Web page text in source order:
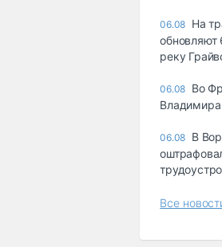
06.08 На
реку
06.08 Во
06.08 В
Все